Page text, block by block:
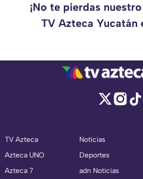
¡No te pierdas
TV Azteca Yucatán
TV Azteca
Azteca UNO
Azteca 7
Noticias
Deportes
adn Noticias